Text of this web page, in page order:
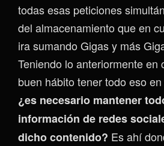
todas esas peticiones
del almacenamiento que en
ira sumando Gigas y más
Teniendo lo anteriormente en
buen hábito tener todo eso
¿es necesario mantener
información de redes
dicho contenido? Es ahí